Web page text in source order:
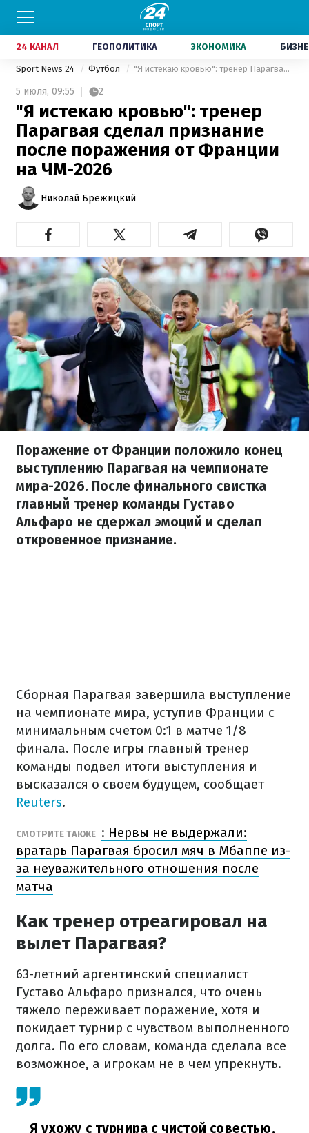
24 КАНАЛ ГЕОПОЛИТИКА ЭКОНОМИКА
Sport News 24 Футбол "Я истекаю кровью": тренер Парагвая сделал признание после поражения от Франции на ЧМ-2026
5 июля, 09:55 2
"Я истекаю кровью": тренер
Парагвая сделал признание
после поражения от Франции
на ЧМ-2026
Николай Брежицкий
Поражение от Франции положило конец
выступлению Парагвая на чемпионате
мира-2026. После финального свистка
главный тренер команды Густаво
Альфаро не сдержал эмоций и сделал
откровенное признание.
Сборная Парагвая завершила выступление
на чемпионате мира, уступив Франции с
минимальным счетом 0:1 в матче 1/8
финала. После игры главный тренер
команды подвел итоги выступления и
высказался о своем будущем, сообщает
Reuters.
СМОТРИТЕ ТАКЖЕ : Нервы не выдержали:
вратарь Парагвая бросил мяч в Мбаппе из-
за неуважительного отношения после
матча
Как тренер отреагировал на
вылет Парагвая?
63-летний аргентинский специалист
Густаво Альфаро признался, что очень
тяжело переживает поражение, хотя и
покидает турнир с чувством выполненного
долга. По его словам, команда сделала все
возможное, а игрокам не в чем упрекнуть.
Я ухожу с турнира с чистой совестью,